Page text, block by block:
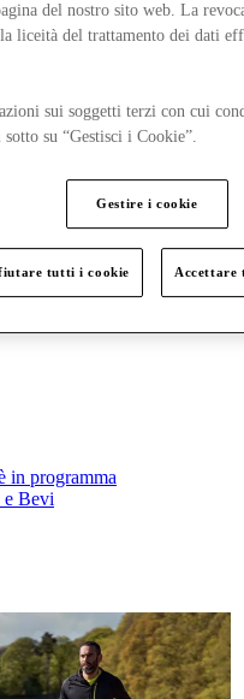
Outlet
in programma
in programma
e Bevi
del nostro sito web. La
liceità del trattamento dei dati
sui soggetti terzi con cui
su “Gestisci i Cookie”.
Gestire i cookie
tutti i cookie Accettare